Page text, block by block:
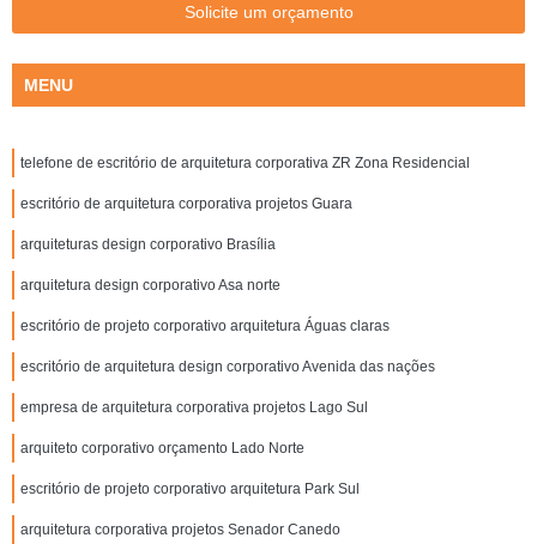
Solicite um orçamento
MENU
telefone de escritório de arquitetura corporativa ZR Zona Residencial
escritório de arquitetura corporativa projetos Guara
arquiteturas design corporativo Brasília
arquitetura design corporativo Asa norte
escritório de projeto corporativo arquitetura Águas claras
escritório de arquitetura design corporativo Avenida das nações
empresa de arquitetura corporativa projetos Lago Sul
arquiteto corporativo orçamento Lado Norte
escritório de projeto corporativo arquitetura Park Sul
arquitetura corporativa projetos Senador Canedo